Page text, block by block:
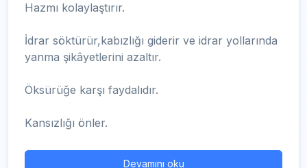
Hazmı kolaylaştırır.
İdrar söktürür,kabızlığı giderir ve idrar yollarında
yanma şikâyetlerini azaltır.
Öksürüğe karşı faydalıdır.
Kansızlığı önler.
Devamını oku